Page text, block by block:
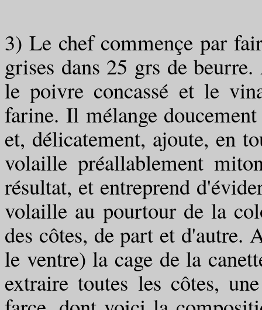
3) Le chef commençe par
grises dans 25 grs de
le poivre concassé et le
farine. Il mélange
et, délicatement, ajoute, en
volaille préallablement
résultat, et entreprend
volaille au pourtour de la
des côtes, de part et d'autre.
le ventre) la cage de la
extraire toutes les côtes,